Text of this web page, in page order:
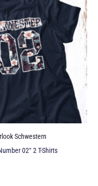
Schwestern
02“ 2 T-Shirts